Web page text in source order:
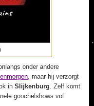
onder andere
, maar hij verzorgt
in Slijkenburg. Zelf komt
goochelshows vol